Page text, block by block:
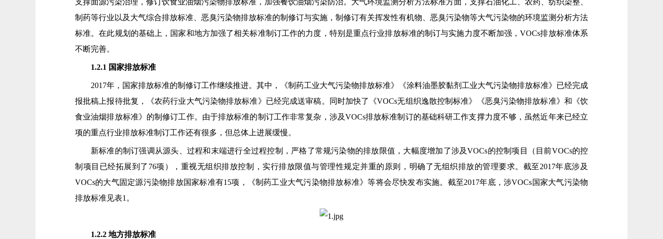
支撑面源污染治理，修订饮食业油烟污染物排放标准，加强餐饮油烟污染防治。大气环境监测分析方法标准方面，支撑石油化工、农药、纺织染整、
制药等行业以及大气综合排放标准、恶臭污染物排放标准的制修订与实施，制修订有关挥发性有机物、恶臭污染物等大气污染物的环境监测分析方法
标准。在此规划的基础上，国家和地方加强了相关标准制订工作的力度，特别是重点行业排放标准的制订与实施力度不断加强，VOCs排放标准体系
不断完善。
1.2.1 国家排放标准
2017年，国家排放标准的制修订工作继续推进。其中，《制药工业大气污染物排放标准》《涂料油墨胶黏剂工业大气污染物排放标准》已经完成
报批稿上报待批复，《农药行业大气污染物排放标准》已经完成送审稿。同时加快了《VOCs无组织逸散控制标准》《恶臭污染物排放标准》和《饮
食业油烟排放标准》的制修订工作。由于排放标准的制订工作非常复杂，涉及VOCs排放标准制订的基础科研工作支撑力度不够，虽然近年来已经立
项的重点行业排放标准制订工作还有很多，但总体上进展缓慢。
新标准的制订强调从源头、过程和末端进行全过程控制，严格了常规污染物的排放限值，大幅度增加了涉及VOCs的控制项目（目前VOCs的控
制项目已经拓展到了76项），重视无组织排放控制，实行排放限值与管理性规定并重的原则，明确了无组织排放的管理要求。截至2017年底涉及
VOCs的大气固定源污染物排放国家标准有15项，《制药工业大气污染物排放标准》等将会尽快发布实施。截至2017年底，涉VOCs国家大气污染物
排放标准见表1。
1.2.2 地方排放标准